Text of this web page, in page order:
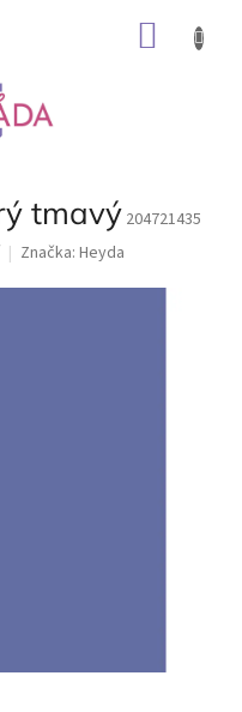
tmavý 204721435
Značka: Heyda